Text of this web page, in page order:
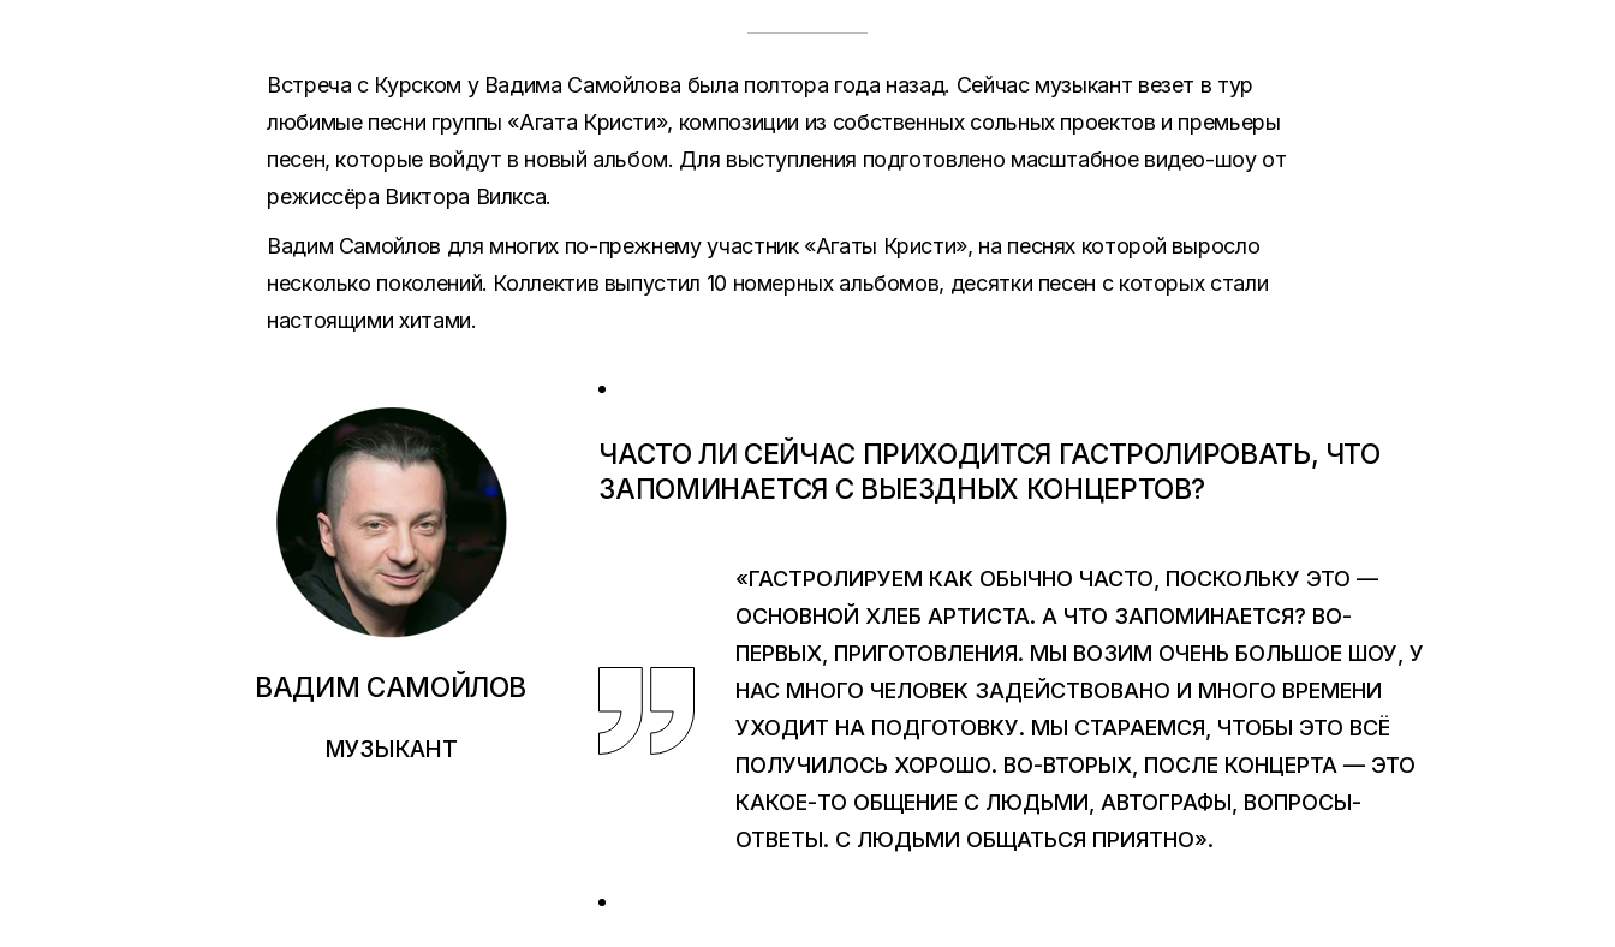
Встреча с Курском у Вадима Самойлова была полтора года назад. Сейчас музыкант везет в тур
любимые песни группы «Агата Кристи», композиции из собственных сольных проектов и премьеры
песен, которые войдут в новый альбом. Для выступления подготовлено масштабное видео-шоу от
режиссёра Виктора Вилкса.
Вадим Самойлов для многих по-прежнему участник «Агаты Кристи», на песнях которой выросло
несколько поколений. Коллектив выпустил 10 номерных альбомов, десятки песен с которых стали
настоящими хитами.
ВАДИМ САМОЙЛОВ
МУЗЫКАНТ
ЧАСТО ЛИ СЕЙЧАС ПРИХОДИТСЯ ГАСТРОЛИРОВАТЬ, ЧТО
ЗАПОМИНАЕТСЯ С ВЫЕЗДНЫХ КОНЦЕРТОВ?
«ГАСТРОЛИРУЕМ КАК ОБЫЧНО ЧАСТО, ПОСКОЛЬКУ ЭТО —
ОСНОВНОЙ ХЛЕБ АРТИСТА. А ЧТО ЗАПОМИНАЕТСЯ? ВО-
ПЕРВЫХ, ПРИГОТОВЛЕНИЯ. МЫ ВОЗИМ ОЧЕНЬ БОЛЬШОЕ ШОУ, У
НАС МНОГО ЧЕЛОВЕК ЗАДЕЙСТВОВАНО И МНОГО ВРЕМЕНИ
УХОДИТ НА ПОДГОТОВКУ. МЫ СТАРАЕМСЯ, ЧТОБЫ ЭТО ВСЁ
ПОЛУЧИЛОСЬ ХОРОШО. ВО-ВТОРЫХ, ПОСЛЕ КОНЦЕРТА — ЭТО
КАКОЕ-ТО ОБЩЕНИЕ С ЛЮДЬМИ, АВТОГРАФЫ, ВОПРОСЫ-
ОТВЕТЫ. С ЛЮДЬМИ ОБЩАТЬСЯ ПРИЯТНО».